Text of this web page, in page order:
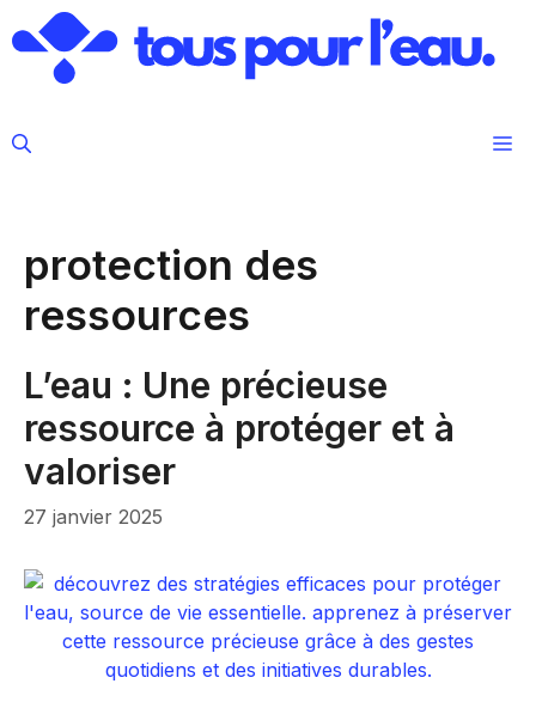
au
contenu
protection des
ressources
L’eau : Une précieuse
ressource à protéger et à
valoriser
27 janvier 2025